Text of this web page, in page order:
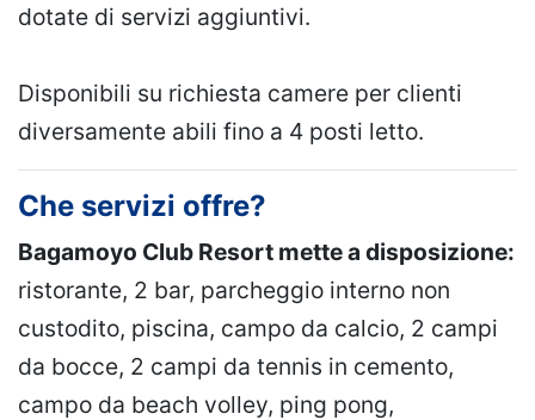
dotate di servizi aggiuntivi.
Disponibili su richiesta camere per clienti
diversamente abili fino a 4 posti letto.
Che servizi offre?
Bagamoyo Club Resort mette a disposizione:
ristorante, 2 bar, parcheggio interno non
custodito, piscina, campo da calcio, 2 campi
da bocce, 2 campi da tennis in cemento,
campo da beach volley, ping pong,